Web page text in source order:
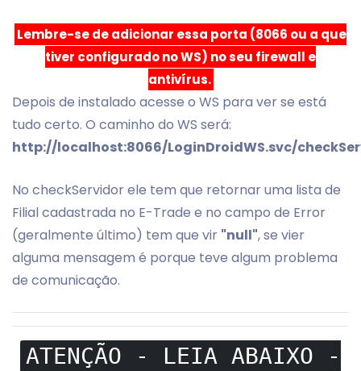
Lembre-se de adicionar essa porta (8066 ou a que
tiver configurado no WS) no seu firewall e
antivírus.
Depois de instalado acesse o WS para ver se está
tudo certo. O caminho do WS será:
http://localhost:8066/LoginDroidWS.svc/
No checkServidor ele tem que retornar uma lista de
Filial cadastrada no E-Trade e no campo de Error
(geralmente último) tem que vir "null", se vier
alguma mensagem é porque teve algum problema
de comunicação.
ATENÇÃO - LEIA ABAIXO -